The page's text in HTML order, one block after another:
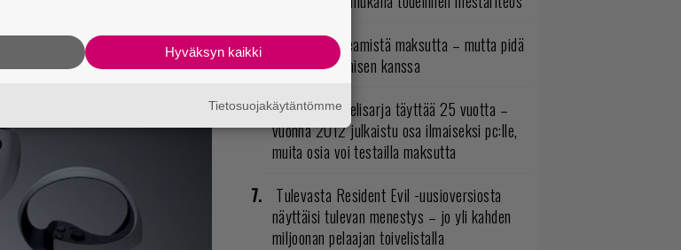
Loistopeli Steamistä maksutta – mutta pidä
kiirettä lataamisen kanssa
Rakastettu pelisarja täyttää 25 vuotta –
vuonna 2012 julkaistu osa ilmaiseksi pc:lle,
muita osia voi testailla maksutta
Tulevasta Resident Evil -uusioversiosta
näyttäisi tulevan menestys – jo yli kahden
miljoonan pelaajan toivelistalla
Hyväksyn kaikki
Tietosuojakäytäntömme